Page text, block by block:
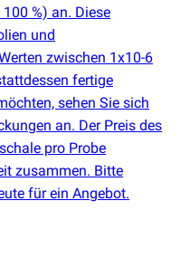
%) an. Diese
und
zwischen 1x10-6
fertige
sehen Sie sich
an. Der Preis des
pro Probe
zusammen. Bitte
für ein Angebot.